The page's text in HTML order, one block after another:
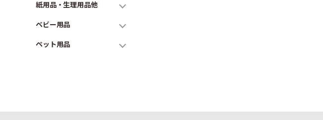
紙用品・生理用品他
ベビー用品
ペット用品